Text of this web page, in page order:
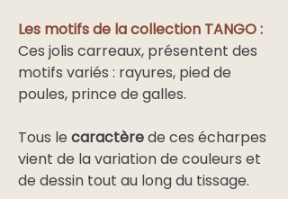
Les motifs de la collection TANGO :
Ces jolis carreaux, présentent des
motifs variés : rayures, pied de
poules, prince de galles.
Tous le caractèrede ces écharpes
vient de la variation de couleurs et
de dessin tout au long du tissage.